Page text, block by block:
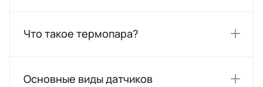
Что такое термопара?
Основные виды датчиков